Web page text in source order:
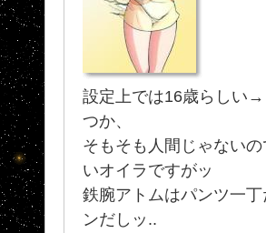
設定上では16歳らしい
つか、
そもそも人間じゃない
いオイラですがッ
鉄腕アトムはパンツ一
ンだしッ..